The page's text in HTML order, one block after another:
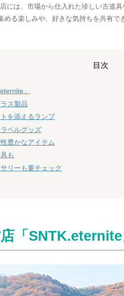
には、市場から仕入れた珍しい古道
める楽しみや、好きな気持ちを共有
目次
」
ス製品
を添えるランプ
ベルグッズ
豊かなアイテム
も
リーも要チェック
「SNTK.eternite